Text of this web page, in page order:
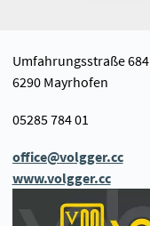
Umfahrungsstraße 684
6290 Mayrhofen
05285 784 01
office@volgger.cc
www.volgger.cc